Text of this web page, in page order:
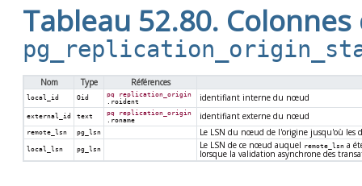
Tableau 52.80. Colonnes
Nom Type Références
local_id Oid
pg_replication_origin
.roident
identifiant interne du nœud
external_id text
pg_replication_origin
.roname
identifiant externe du nœud
remote_lsn pg_lsn Le LSN du nœud de l'origine jusqu'où les
local_lsn pg_lsn Le LSN de ce nœud auquel remote_lsna
lorsque la validation asynchrone des